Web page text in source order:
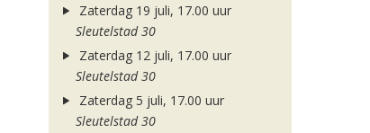
Zaterdag 19 juli, 17.00 uur
Sleutelstad 30
Zaterdag 12 juli, 17.00 uur
Sleutelstad 30
Zaterdag 5 juli, 17.00 uur
Sleutelstad 30